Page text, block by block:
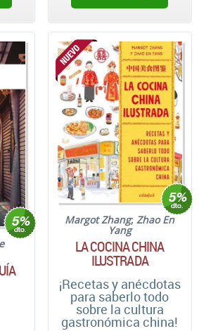
Margot Zhang; Zhao En
Yang
LA COCINA CHINA
ILUSTRADA
¡Recetas y anécdotas
para saberlo todo
sobre la cultura
gastronómica china!